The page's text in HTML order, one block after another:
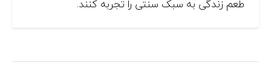
طعم زندگی به سبک سنتی را تجربه کنند.